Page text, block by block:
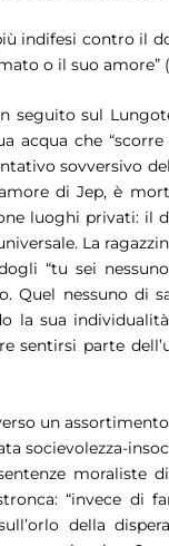
indifesi contro il
o il suo amore”
seguito sul
acqua che “
sovversivo
di Jep, è
luoghi privati: il
La
“tu sei nessuno
Quel nessuno di
la sua
sentirsi parte
un
socievolezza-
moraliste
“invece di
della